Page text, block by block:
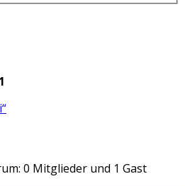
1
0 Mitglieder und 1 Gast